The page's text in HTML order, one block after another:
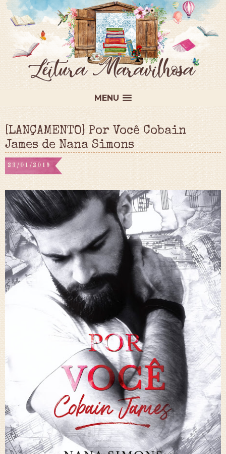
MENU
[LANÇAMENTO] Por Você Cobain
James de Nana Simons
23/01/2019